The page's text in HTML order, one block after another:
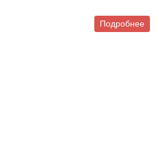
Подробнее